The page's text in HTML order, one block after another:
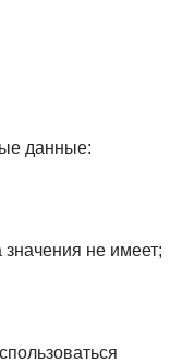
данные:
значения не имеет;